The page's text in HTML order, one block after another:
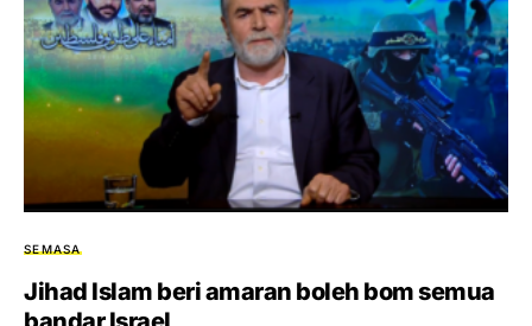
SEMASA
Jihad Islam beri amaran boleh bom semua